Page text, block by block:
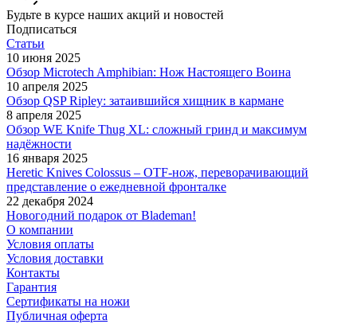
Будьте в курсе наших акций и новостей
Подписаться
Статьи
10 июня 2025
Обзор Microtech Amphibian: Нож Настоящего Воина
10 апреля 2025
Обзор QSP Ripley: затаившийся хищник в кармане
8 апреля 2025
Обзор WE Knife Thug XL: сложный гринд и максимум
надёжности
16 января 2025
Heretic Knives Colossus – OTF-нож, переворачивающий
представление о ежедневной фронталке
22 декабря 2024
Новогодний подарок от Blademan!
О компании
Условия оплаты
Условия доставки
Контакты
Гарантия
Сертификаты на ножи
Публичная оферта